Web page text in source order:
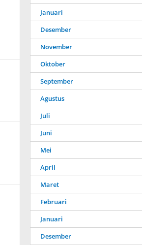
Januari
Desember
November
Oktober
September
Agustus
Juli
Juni
Mei
April
Maret
Februari
Januari
Desember